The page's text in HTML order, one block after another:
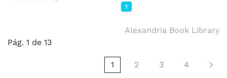
1
Alexandria Book Library
Pág. 1 de 13
1 2 3 4